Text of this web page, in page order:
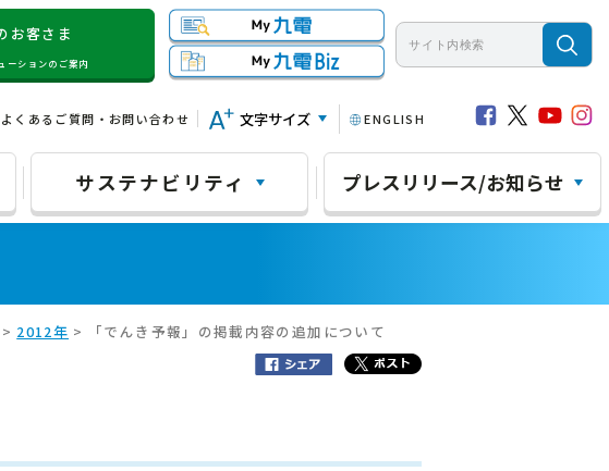
お客さま
ーションのご案内
よくあるご質問・お問い合わせ 文字サイズ ENGLISH
サステナビリティ プレスリリース/お知らせ
> 2012年 > 「でんき予報」の掲載内容の追加について